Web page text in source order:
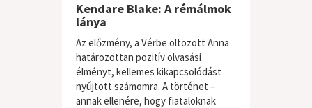
Kendare Blake: A rémálmok
lánya
Az előzmény, a Vérbe öltözött Anna
határozottan pozitív olvasási
élményt, kellemes kikapcsolódást
nyújtott számomra. A történet –
annak ellenére, hogy fiataloknak